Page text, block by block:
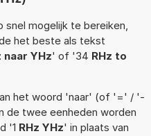
mogelijk te bereiken,
het beste als tekst
naar YHz' of '34 RHz to
het woord 'naar' (of '=' / '-
de twee eenheden worden
'1 RHz YHz' in plaats van